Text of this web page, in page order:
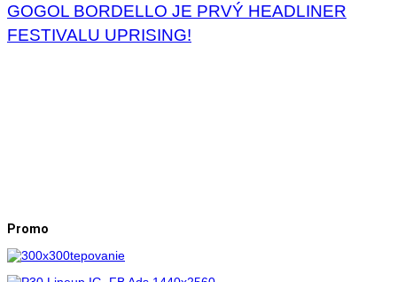
GOGOL BORDELLO JE PRVÝ HEADLINER
FESTIVALU UPRISING!
Promo